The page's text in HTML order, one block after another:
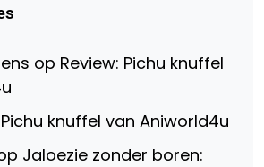
?
op Review: Pichu knuffel
knuffel van Aniworld4u
Jaloezie zonder boren: